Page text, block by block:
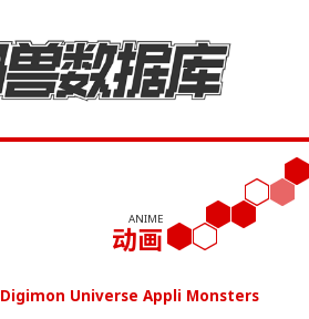
ANIME
动画
Digimon Universe Appli Monsters